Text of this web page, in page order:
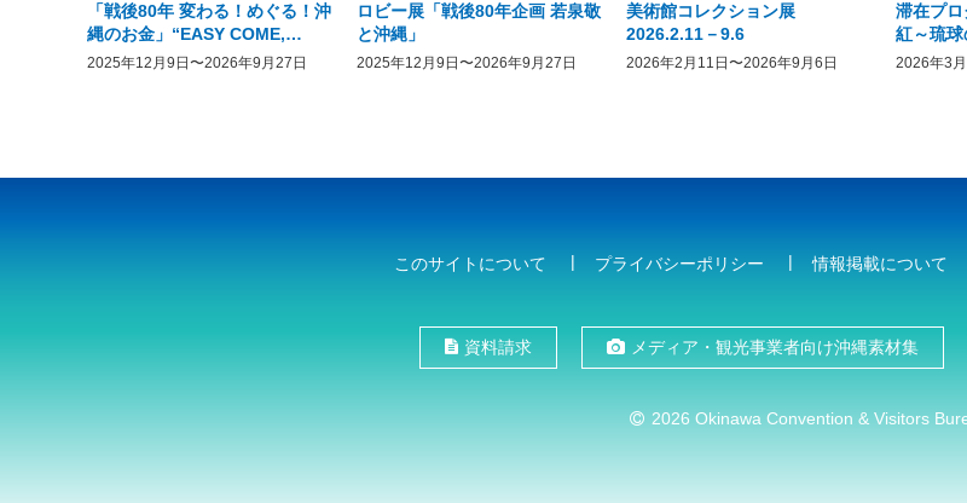
「戦後80年 変わる！めぐる！沖
縄のお金」“EASY COME,
EASY GO － The History of
2025年12月9日〜2026年9月27日
ロビー展「戦後80年企画 若泉敬
と沖縄」
2025年12月9日〜2026年9月27日
美術館コレクション展
2026.2.11－9.6
2026年2月11日〜2026年9月6日
滞在プ
紅～琉球
2026年3
このサイトについて プライバシーポリシー 情報掲載について
資料請求 メディア・観光事業者向け沖縄素材集
2026 Okinawa Convention & Visitors